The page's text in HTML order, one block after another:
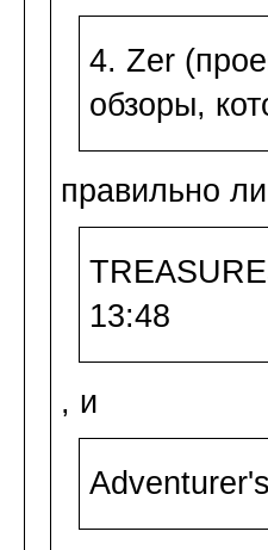
4. Zer
обзоры,
правильно
13:48
, и